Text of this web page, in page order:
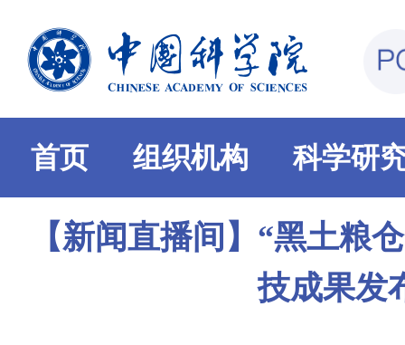
首页 组织机构 科学研
【新闻直播间】“黑土粮
技成果发